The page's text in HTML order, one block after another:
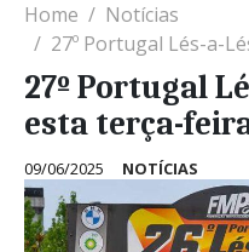
Home
Notícias
27º Portugal Lés-a-Lés
27º Portugal
esta terça-
09/06/2025 NOTÍCIAS